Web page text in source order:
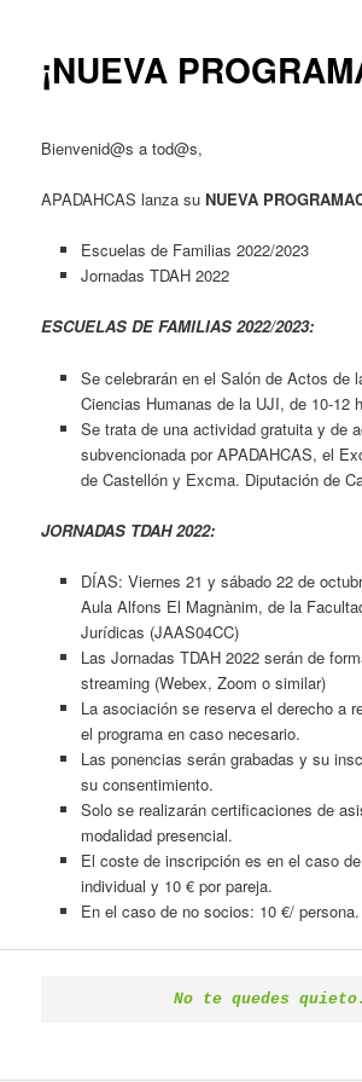
¡NUEVA
Bienvenid@s a tod@s,
APADAHCAS lanza suNUEVA
Escuelas de Familias 2022/2023
Jornadas TDAH 2022
ESCUELAS DE FAMILIAS 2022/2023:
Se celebrarán en el Salón de Actos de
Ciencias Humanas de la UJI, de 10-12
Se trata de una actividad gratuita y de
subvencionada por APADAHCAS, el
de Castellón y Excma. Diputación de
JORNADAS TDAH 2022:
DÍAS: Viernes 21 y sábado 22 de
Aula Alfons El Magnànim, de la
Jurídicas (JAAS04CC)
Las Jornadas TDAH 2022 serán de
streaming (Webex, Zoom o similar)
La asociación se reserva el derecho a
el programa en caso necesario.
Las ponencias serán grabadas y su
su consentimiento.
Solo se realizarán certificaciones de
modalidad presencial.
El coste de inscripción es en el caso
individual y 10 € por pareja.
En el caso de no socios: 10 €/ persona.
No te quedes quieto.